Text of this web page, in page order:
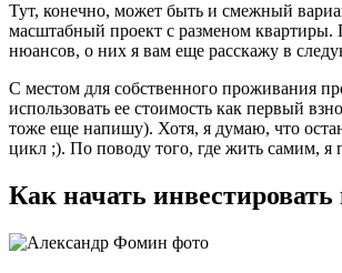
Тут, конечно, может быть и смежный
масштабный проект с разменом квартиры.
нюансов, о них я вам еще расскажу в
С местом для собственного проживания
использовать ее стоимость как первый
тоже еще напишу). Хотя, я думаю, что
цикл ;). По поводу того, где жить самим, я
Как начать